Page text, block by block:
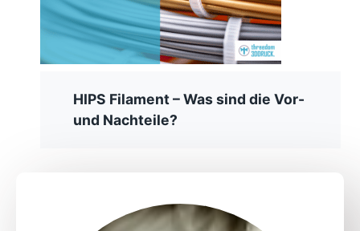
HIPS Filament – Was sind die Vor-
und Nachteile?